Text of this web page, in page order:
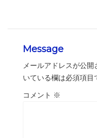
Message
メールアドレスが公開
いている欄は必須項目
コメント ※